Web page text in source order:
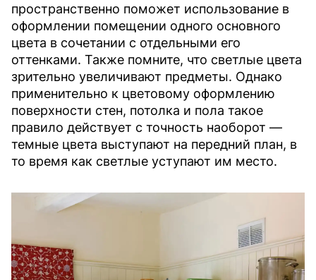
пространственно поможет использование в
оформлении помещении одного основного
цвета в сочетании с отдельными его
оттенками. Также помните, что светлые цвета
зрительно увеличивают предметы. Однако
применительно к цветовому оформлению
поверхности стен, потолка и пола такое
правило действует с точность наоборот —
темные цвета выступают на передний план, в
то время как светлые уступают им место.